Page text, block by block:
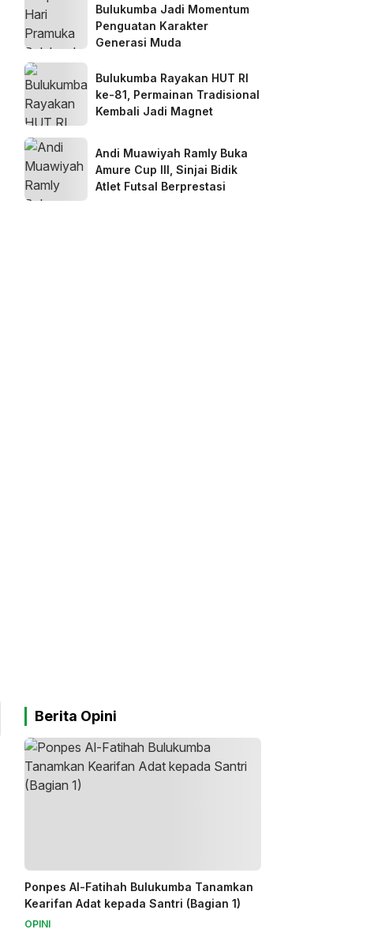
Bulukumba Jadi Momentum
Penguatan Karakter
Generasi Muda
Bulukumba Rayakan HUT RI
ke-81, Permainan Tradisional
Kembali Jadi Magnet
Andi Muawiyah Ramly Buka
Amure Cup III, Sinjai Bidik
Atlet Futsal Berprestasi
Berita Opini
Ponpes Al-Fatihah Bulukumba Tanamkan
Kearifan Adat kepada Santri (Bagian 1)
OPINI